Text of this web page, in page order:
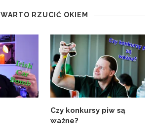
WARTO RZUCIĆ OKIEM
Czy konkursy piw są
ważne?